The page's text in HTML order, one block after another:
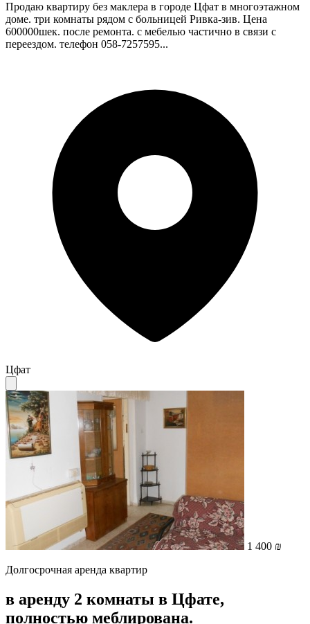
Продаю квартиру без маклера в городе Цфат в многоэтажном
доме. три комнаты рядом с больницей Ривка-зив. Цена
600000шек. после ремонта. с мебелью частично в связи с
переездом. телефон 058-7257595...
Цфат
1 400 ₪
Долгосрочная аренда квартир
в аренду 2 комнаты в Цфате,
полностью меблирована.